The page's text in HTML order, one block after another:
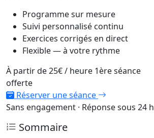
Programme sur mesure
Suivi personnalisé continu
Exercices corrigés en direct
Flexible — à votre rythme
À partir de25€/ heure 1ère séance
offerte
Réserver une séance
Sans engagement · Réponse sous 24 h
Sommaire